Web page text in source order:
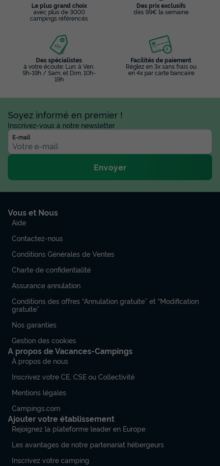
Le plus grand choix
avec plus de 3000
campings référencés
Des prix exclusifs
dès 99€ la semaine
Des spécialistes
à votre écoute: Lun. à Ven.
9h-19h / Sam. et Dim. 10h-
19h
Facilités de paiement
Réglez en 3x sans frais ou
en 4x par carte bancaire
Soyez informé en premier !
Inscrivez-vous à notre newsletter
E-mail
Envoyer
Vous et Nous
Aide
Contactez-nous
Conditions Générales de Ventes
Charte de confidentialité
Assurance annulation
Conditions des offres “Annulation gratuite” et “Modification
gratuite”
Nos garanties
Gestion des cookies
A propos de Vacances-Campings
À propos de nous
Inscrivez votre CE, CSE ou Collectivité
Mentions légales
Campings.com
Ajouter votre établissement
Rejoignez la plateforme leader en Europe
Les avantages de notre partenariat hébergeurs
Inscrivez votre camping